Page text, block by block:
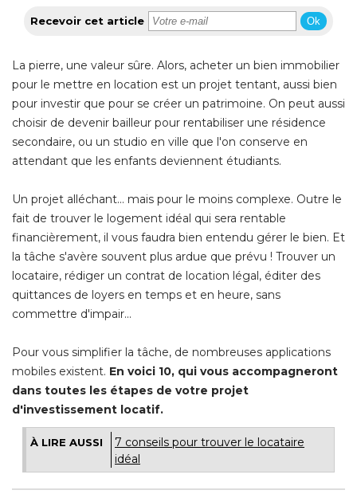
Recevoir cet article Ok
La pierre, une valeur sûre. Alors, acheter un bien immobilier
pour le mettre en location est un projet tentant, aussi bien
pour investir que pour se créer un patrimoine. On peut aussi
choisir de devenir bailleur pour rentabiliser une résidence
secondaire, ou un studio en ville que l'on conserve en
attendant que les enfants deviennent étudiants.
Un projet alléchant... mais pour le moins complexe. Outre le
fait de trouver le logement idéal qui sera rentable
financièrement, il vous faudra bien entendu gérer le bien. Et
la tâche s'avère souvent plus ardue que prévu ! Trouver un
locataire, rédiger un contrat de location légal, éditer des
quittances de loyers en temps et en heure, sans
commettre d'impair...
Pour vous simplifier la tâche, de nombreuses applications
mobiles existent. En voici 10, qui vous accompagneront
dans toutes les étapes de votre projet
d'investissement locatif.
À LIRE AUSSI
7 conseils pour trouver le locataire
idéal